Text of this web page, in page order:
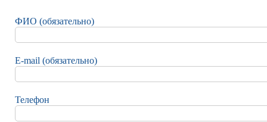
ФИО (обязательно)
E-mail (обязательно)
Телефон